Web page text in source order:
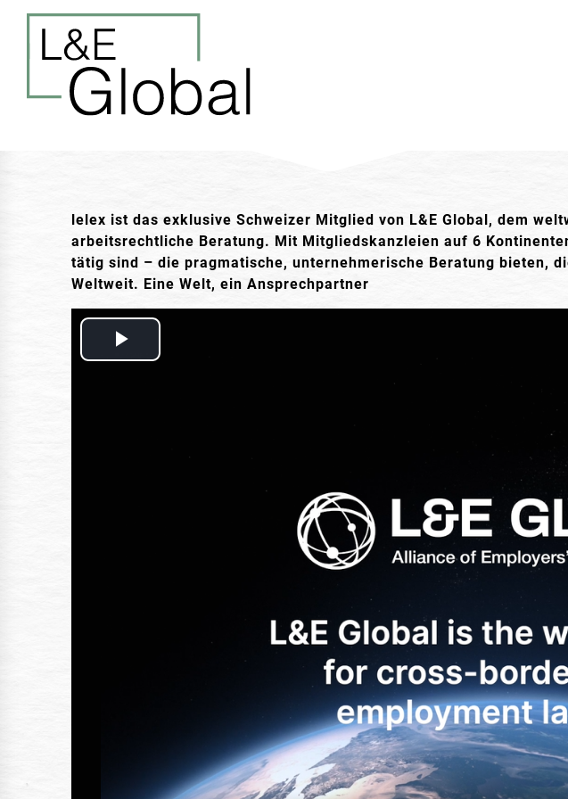
lelex ist das exklusive Schweizer Mitglied von L&E Global, dem
arbeitsrechtliche Beratung. Mit Mitgliedskanzleien auf 6
tätig sind – die pragmatische, unternehmerische Beratung bieten,
Weltweit. Eine Welt, ein Ansprechpartner
Play